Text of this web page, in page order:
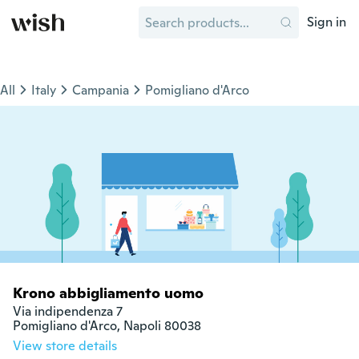
Sign in
All Italy Campania Pomigliano d'Arco
Krono abbigliamento uomo
Via indipendenza 7
Pomigliano d'Arco, Napoli 80038
View store details